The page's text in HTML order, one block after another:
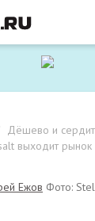
Дёшево и
выходит рынок
Ежов Фото: